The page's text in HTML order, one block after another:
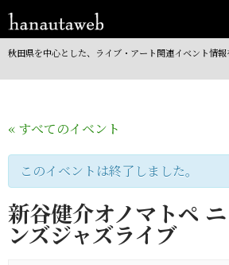
検
索
コ
ン
ン
移
秋田県を中心とした、ライブ・アート関連イベント情報
« すべてのイベント
このイベントは終了しました。
新谷健介オノマトペ
ンズジャズライブ